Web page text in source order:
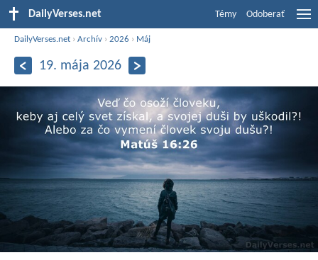
DailyVerses.net Témy Odoberať
DailyVerses.net ›Archív ›2026 › Máj
19. mája 2026